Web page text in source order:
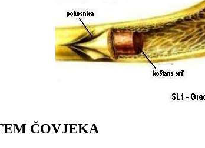
ČOVJEKA